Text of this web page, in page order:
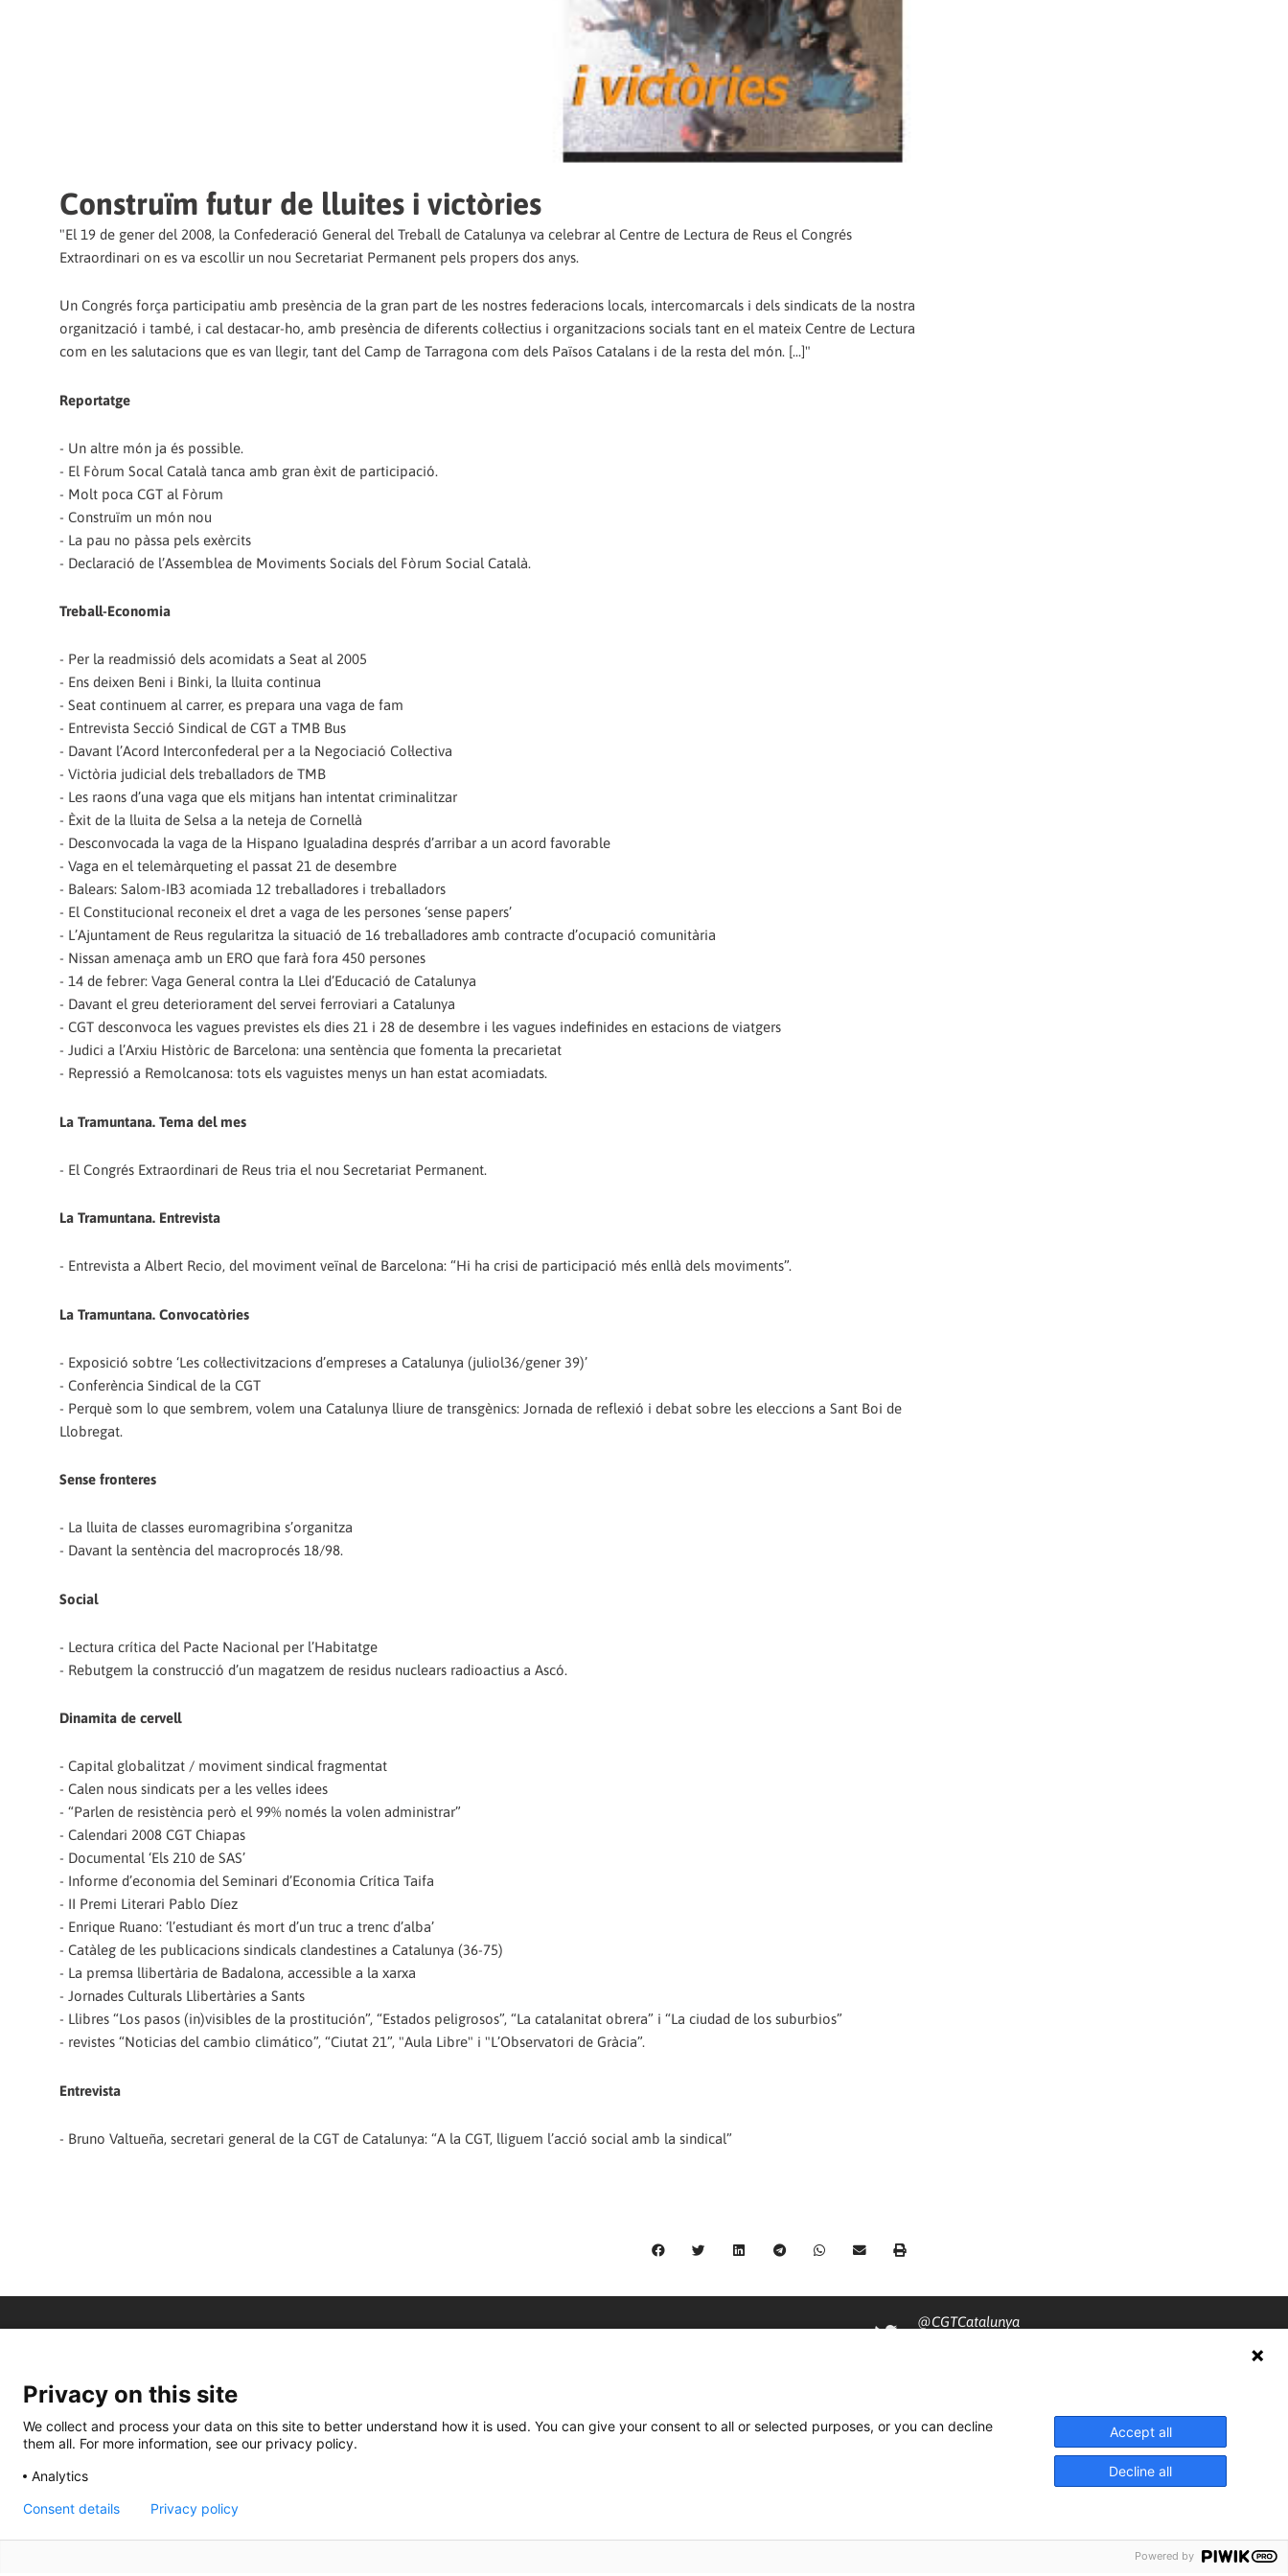
Construïm futur de lluites i victòries
"El 19 de gener del 2008, la Confederació General del Treball de Catalunya va celebrar al Centre de Lectura de Reus el Congrés
Extraordinari on es va escollir un nou Secretariat Permanent pels propers dos anys.
Un Congrés força participatiu amb presència de la gran part de les nostres federacions locals, intercomarcals i dels sindicats de la nostra
organització i també, i cal destacar-ho, amb presència de diferents col·lectius i organitzacions socials tant en el mateix Centre de Lectura
com en les salutacions que es van llegir, tant del Camp de Tarragona com dels Països Catalans i de la resta del món. [...]"
Reportatge
- Un altre món ja és possible.
- El Fòrum Socal Català tanca amb gran èxit de participació.
- Molt poca CGT al Fòrum
- Construïm un món nou
- La pau no pàssa pels exèrcits
- Declaració de l’Assemblea de Moviments Socials del Fòrum Social Català.
Treball-Economia
- Per la readmissió dels acomidats a Seat al 2005
- Ens deixen Beni i Binki, la lluita continua
- Seat continuem al carrer, es prepara una vaga de fam
- Entrevista Secció Sindical de CGT a TMB Bus
- Davant l’Acord Interconfederal per a la Negociació Col·lectiva
- Victòria judicial dels treballadors de TMB
- Les raons d’una vaga que els mitjans han intentat criminalitzar
- Èxit de la lluita de Selsa a la neteja de Cornellà
- Desconvocada la vaga de la Hispano Igualadina després d’arribar a un acord favorable
- Vaga en el telemàrqueting el passat 21 de desembre
- Balears: Salom-IB3 acomiada 12 treballadores i treballadors
- El Constitucional reconeix el dret a vaga de les persones ‘sense papers’
- L’Ajuntament de Reus regularitza la situació de 16 treballadores amb contracte d’ocupació comunitària
- Nissan amenaça amb un ERO que farà fora 450 persones
- 14 de febrer: Vaga General contra la Llei d’Educació de Catalunya
- Davant el greu deteriorament del servei ferroviari a Catalunya
- CGT desconvoca les vagues previstes els dies 21 i 28 de desembre i les vagues indefinides en estacions de viatgers
- Judici a l’Arxiu Històric de Barcelona: una sentència que fomenta la precarietat
- Repressió a Remolcanosa: tots els vaguistes menys un han estat acomiadats.
La Tramuntana. Tema del mes
- El Congrés Extraordinari de Reus tria el nou Secretariat Permanent.
La Tramuntana. Entrevista
- Entrevista a Albert Recio, del moviment veïnal de Barcelona: “Hi ha crisi de participació més enllà dels moviments”.
La Tramuntana. Convocatòries
- Exposició sobtre ‘Les col·lectivitzacions d’empreses a Catalunya (juliol36/gener 39)’
- Conferència Sindical de la CGT
- Perquè som lo que sembrem, volem una Catalunya lliure de transgènics: Jornada de reflexió i debat sobre les eleccions a Sant Boi de
Llobregat.
Sense fronteres
- La lluita de classes euromagribina s’organitza
- Davant la sentència del macroprocés 18/98.
Social
- Lectura crítica del Pacte Nacional per l’Habitatge
- Rebutgem la construcció d’un magatzem de residus nuclears radioactius a Ascó.
Dinamita de cervell
- Capital globalitzat / moviment sindical fragmentat
- Calen nous sindicats per a les velles idees
- “Parlen de resistència però el 99% només la volen administrar”
- Calendari 2008 CGT Chiapas
- Documental ‘Els 210 de SAS’
- Informe d’economia del Seminari d’Economia Crítica Taifa
- II Premi Literari Pablo Díez
- Enrique Ruano: ‘l’estudiant és mort d’un truc a trenc d’alba’
- Catàleg de les publicacions sindicals clandestines a Catalunya (36-75)
- La premsa llibertària de Badalona, accessible a la xarxa
- Jornades Culturals Llibertàries a Sants
- Llibres “Los pasos (in)visibles de la prostitución”, “Estados peligrosos”, “La catalanitat obrera” i “La ciudad de los suburbios”
- revistes “Noticias del cambio climático”, “Ciutat 21”, "Aula Libre" i "L’Observatori de Gràcia”.
Entrevista
- Bruno Valtueña, secretari general de la CGT de Catalunya: “A la CGT, lliguem l’acció social amb la sindical”
@CGTCatalunya
cgtcatalunya
Desenvolupat per
Privacy on this site
We collect and process your data on this site to better understand how it is used. You can give your consent to all or selected purposes, or you can decline
them all. For more information, see our privacy policy.
Analytics
Accept all
Decline all
Consent details Privacy policy
Powered by